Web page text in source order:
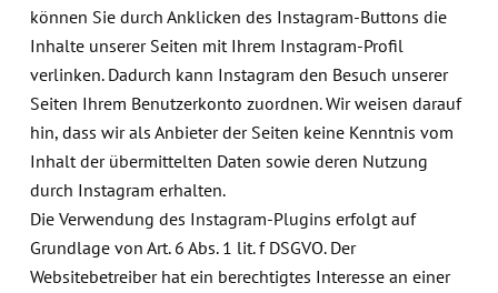
können Sie durch Anklicken des Instagram-Buttons die
Inhalte unserer Seiten mit Ihrem Instagram-Profil
verlinken. Dadurch kann Instagram den Besuch unserer
Seiten Ihrem Benutzerkonto zuordnen. Wir weisen darauf
hin, dass wir als Anbieter der Seiten keine Kenntnis vom
Inhalt der übermittelten Daten sowie deren Nutzung
durch Instagram erhalten.
Die Verwendung des Instagram-Plugins erfolgt auf
Grundlage von Art. 6 Abs. 1 lit. f DSGVO. Der
Websitebetreiber hat ein berechtigtes Interesse an einer